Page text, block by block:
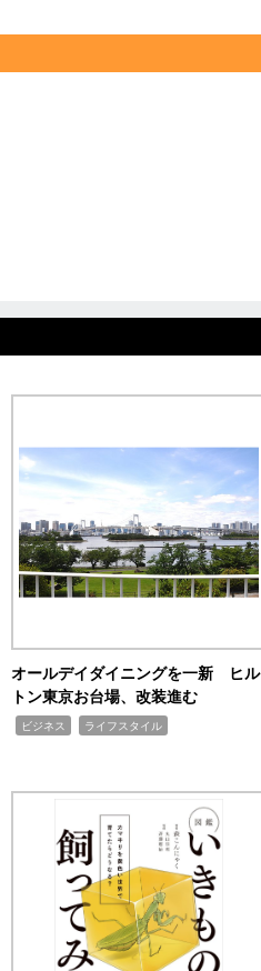
オールデイダイニングを一新 ヒル
トン東京お台場、改装進む
ビジネス ライフスタイル